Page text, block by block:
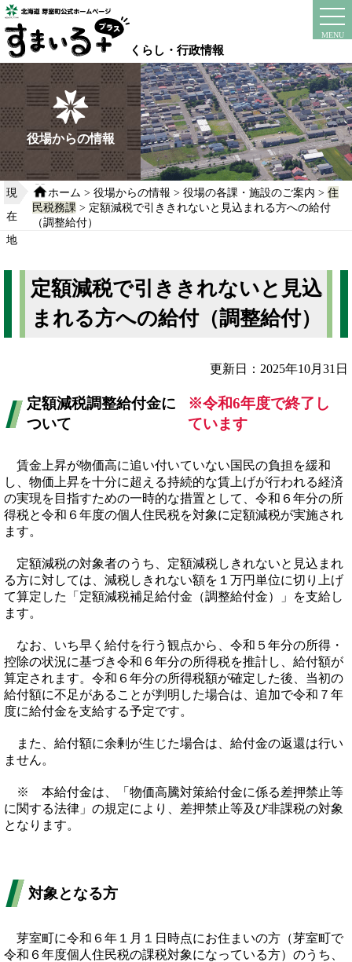
本
文
へ
移
動
る
くらし・行政情報
MENU
instagram
役場からの情報
現
在
地
ホーム > 役場からの情報 > 役場の各課・施設のご案内 > 住
民税務課 > 定額減税で引ききれないと見込まれる方への給付
（調整給付）
定額減税で引ききれないと見込
まれる方への給付（調整給付）
更新日：2025年10月31日
定額減税調整給付金に
ついて
※令和6年度で終了し
ています
賃金上昇が物価高に追い付いていない国民の負担を緩和
し、物価上昇を十分に超える持続的な賃上げが行われる経済
の実現を目指すための一時的な措置として、令和６年分の所
得税と令和６年度の個人住民税を対象に定額減税が実施され
ます。
定額減税の対象者のうち、定額減税しきれないと見込まれ
る方に対しては、減税しきれない額を１万円単位に切り上げ
て算定した「定額減税補足給付金（調整給付金）」を支給し
ます。
なお、いち早く給付を行う観点から、令和５年分の所得・
控除の状況に基づき令和６年分の所得税を推計し、給付額が
算定されます。令和６年分の所得税額が確定した後、当初の
給付額に不足があることが判明した場合は、追加で令和７年
度に給付金を支給する予定です。
また、給付額に余剰が生じた場合は、給付金の返還は行い
ません。
※ 本給付金は、「物価高騰対策給付金に係る差押禁止等
に関する法律」の規定により、差押禁止等及び非課税の対象
となります。
対象となる方
芽室町に令和６年１月１日時点にお住まいの方（芽室町で
令和６年度個人住民税の課税対象になっている方）のうち、